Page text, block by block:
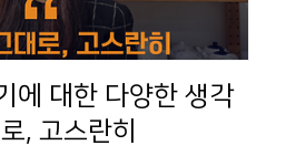
에 대한 다양한 생각
, 고스란히